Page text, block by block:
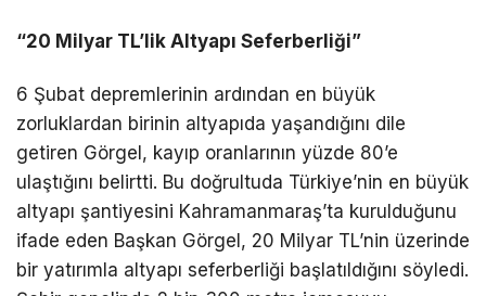
“20 Milyar TL’lik Altyapı Seferberliği”
6 Şubat depremlerinin ardından en büyük
zorluklardan birinin altyapıda yaşandığını dile
getiren Görgel, kayıp oranlarının yüzde 80’e
ulaştığını belirtti. Bu doğrultuda Türkiye’nin en büyük
altyapı şantiyesini Kahramanmaraş’ta kurulduğunu
ifade eden Başkan Görgel, 20 Milyar TL’nin üzerinde
bir yatırımla altyapı seferberliği başlatıldığını söyledi.